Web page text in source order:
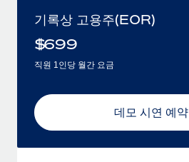
기록상 고용주(EOR)
$699
직원 1인당 월간 요금
데모 시연 예약